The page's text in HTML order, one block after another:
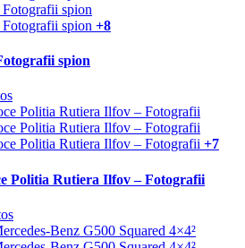
+8
spion
+7
Politia Rutiera Ilfov – Fotografii